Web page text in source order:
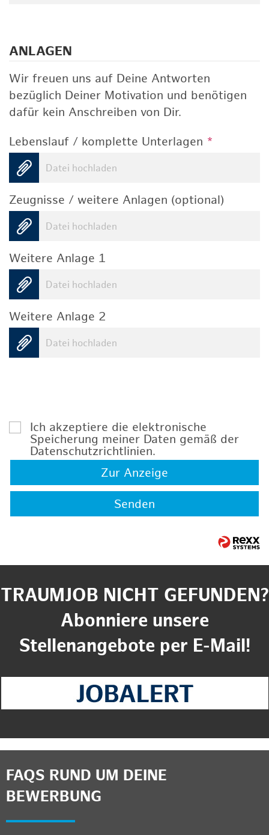
ANLAGEN
Wir freuen uns auf Deine Antworten
bezüglich Deiner Motivation und benötigen
dafür kein Anschreiben von Dir.
Lebenslauf / komplette Unterlagen *
Datei hochladen
Zeugnisse / weitere Anlagen (optional)
Datei hochladen
Weitere Anlage 1
Datei hochladen
Weitere Anlage 2
Datei hochladen
Ich akzeptiere die elektronische
Speicherung meiner Daten gemäß der
Datenschutzrichtlinien.
Zur Anzeige
Senden
TRAUMJOB NICHT GEFUNDEN?
Abonniere unsere
Stellenangebote per E-Mail!
FAQS RUND UM DEINE
BEWERBUNG